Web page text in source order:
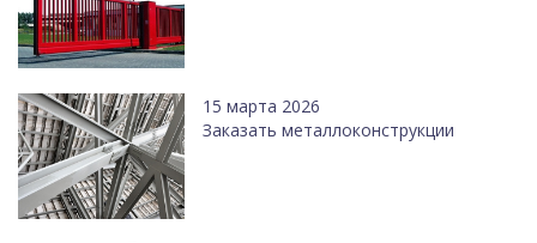
15 марта 2026
Заказать металлоконструкции